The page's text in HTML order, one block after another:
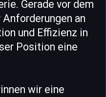
Gerade vor dem
an
und Effizienz in
Position eine
wir eine